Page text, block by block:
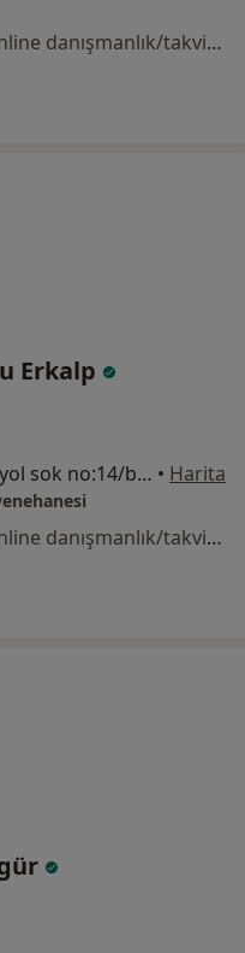
Bu uzman ilgili adres için online danışmanlık/takvim sunmuyor.
Erkalp
Bahçelievler mah D100 yanyol sok no:14/b metroport busidence 7 kat 702, Bahçelievler • Harita
Bu uzman ilgili adres için online danışmanlık/takvim sunmuyor.